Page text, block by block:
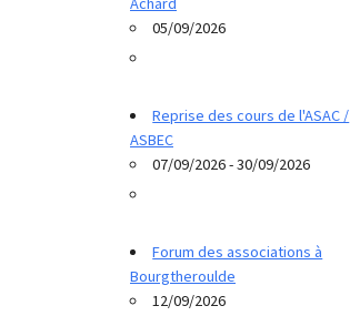
05/09/2026
Reprise des cours de l'ASAC /
ASBEC
07/09/2026 - 30/09/2026
Forum des associations à
Bourgtheroulde
12/09/2026